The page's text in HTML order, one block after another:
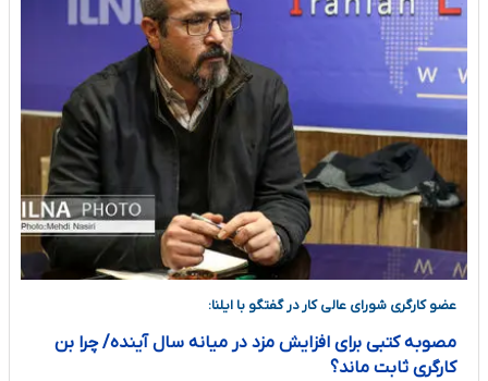
عضو کارگری شورای عالی کار در گفتگو با ایلنا:
مصوبه کتبی برای افزایش مزد در میانه سال آینده/ چرا بن
کارگری ثابت ماند؟